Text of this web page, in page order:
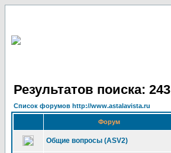
Результатов поиска: 243
Список форумов http://www.astalavista.ru
Форум
Общие вопросы (ASV2)